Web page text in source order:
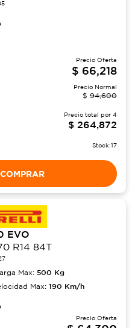
Precio Oferta
$ 66,218
Precio Normal
$ 94,600
Precio total por 4
$ 264,872
Stock:17
COMPRAR
EVO
R14 84T
Max: 500 Kg
Max: 190 Km/h
Precio Oferta